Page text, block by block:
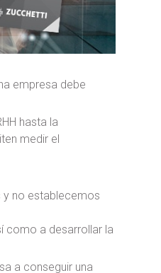
empresa debe
hasta la
medir el
y no establecemos
como a desarrollar la
a conseguir una